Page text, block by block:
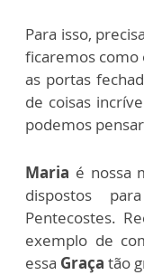
Para isso,
ficaremos como
as portas
de coisas
podemos
Maria é nossa
dispostos
Pentecostes.
exemplo de
essa Graça tão